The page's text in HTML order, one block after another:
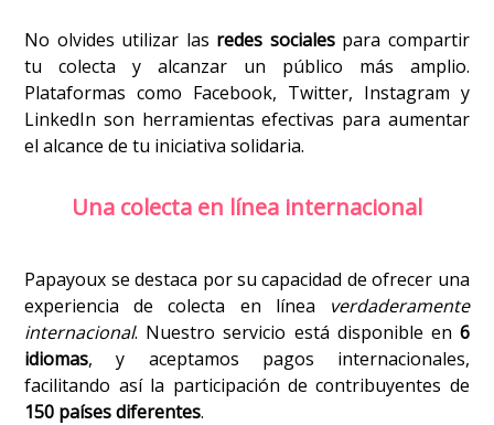
No olvides utilizar las redes socialespara compartir
tu colecta y alcanzar un público más amplio.
Plataformas como Facebook, Twitter, Instagram y
LinkedIn son herramientas efectivas para aumentar
el alcance de tu iniciativa solidaria.
Una colecta en línea internacional
Papayoux se destaca por su capacidad de ofrecer una
experiencia de colecta en línea
verdaderamente
internacional. Nuestro servicio está disponible en 6
idiomas, y aceptamos pagos internacionales,
facilitando así la participación de contribuyentes de
150 países diferentes.